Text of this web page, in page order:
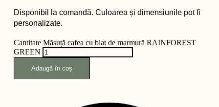
Disponibil la comandă. Culoarea și dimensiunile pot fi
personalizate.
Cantitate Măsuță cafea cu blat de marmură RAINFOREST
GREEN
Adaugă în coș